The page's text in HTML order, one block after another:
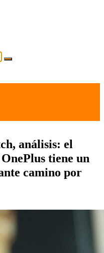
análisis: el
tiene un
camino por